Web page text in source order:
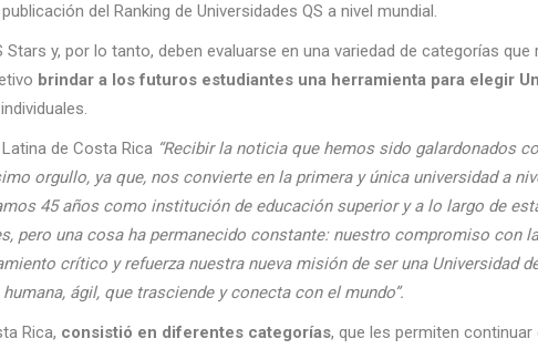
del Ranking de Universidades QS a nivel mundial.
y, por lo tanto, deben evaluarse en una variedad de categorías que
brindar a los futuros estudiantes una herramienta para elegir
de Costa Rica “Recibir la noticia que hemos sido galardonados
orgullo, ya que, nos convierte en la primera y única universidad a
45 años como institución de educación superior y a lo largo de
pero una cosa ha permanecido constante: nuestro compromiso con
crítico yrefuerza nuestra nueva misión de ser una Universidad
ágil, que trasciende y conecta con el mundo”.
Rica, consistió en diferentes categorías, que les permiten continuar